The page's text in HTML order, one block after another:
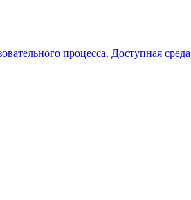
процесса. Доступная среда